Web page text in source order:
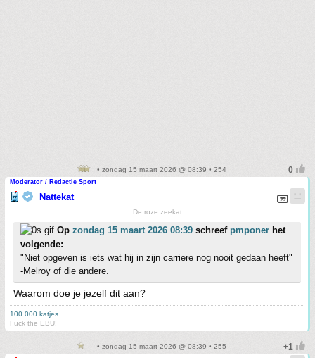
• zondag 15 maart 2026 @ 08:39 • 254
Moderator / Redactie Sport
Nattekat
De roze zeekat
Op zondag 15 maart 2026 08:39 schreef pmponer het
volgende:
"Niet opgeven is iets wat hij in zijn carriere nog nooit gedaan heeft"
-Melroy of die andere.
Waarom doe je jezelf dit aan?
100.000 katjes
Fuck the EBU!
• zondag 15 maart 2026 @ 08:39 • 255